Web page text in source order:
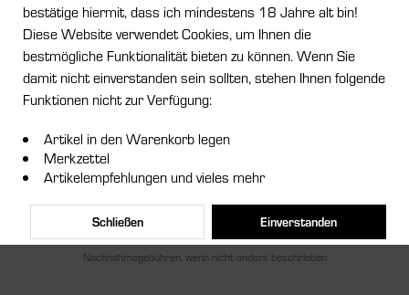
Service Hotline
Shop Service
Informationen
Newsletter
* Alle Preise inkl. gesetzl. Mehrwertsteuer zzgl.
Nachnahmegebühren, wenn nicht anders beschrieben
bestätige hiermit, dass ich mindestens 18 Jahre alt bin!
Diese Website verwendet Cookies, um Ihnen die
bestmögliche Funktionalität bieten zu können. Wenn Sie
damit nicht einverstanden sein sollten, stehen Ihnen folgende
Funktionen nicht zur Verfügung:
Artikel in den Warenkorb legen
Merkzettel
Artikelempfehlungen und vieles mehr
Einverstanden
Schließen